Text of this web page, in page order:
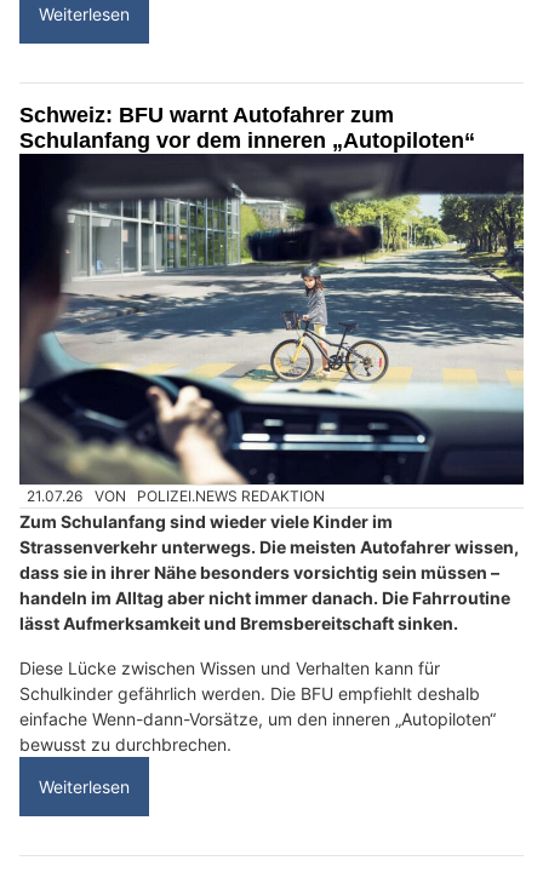
Weiterlesen
Schweiz: BFU warnt Autofahrer zum
Schulanfang vor dem inneren „Autopiloten“
21.07.26 VON POLIZEI.NEWS REDAKTION
Zum Schulanfang sind wieder viele Kinder im
Strassenverkehr unterwegs. Die meisten Autofahrer wissen,
dass sie in ihrer Nähe besonders vorsichtig sein müssen –
handeln im Alltag aber nicht immer danach. Die Fahrroutine
lässt Aufmerksamkeit und Bremsbereitschaft sinken.
Diese Lücke zwischen Wissen und Verhalten kann für
Schulkinder gefährlich werden. Die BFU empfiehlt deshalb
einfache Wenn-dann-Vorsätze, um den inneren „Autopiloten“
bewusst zu durchbrechen.
Weiterlesen